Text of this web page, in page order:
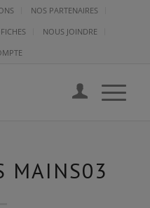
NOS PARTENAIRES
NOUS JOINDRE
MAINS03